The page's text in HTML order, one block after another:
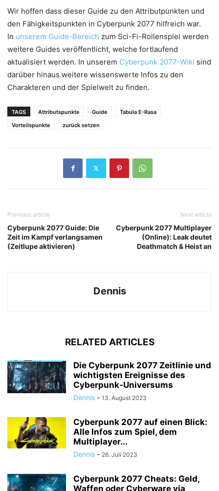
Wir hoffen dass dieser Guide zu den Attributpunkten und
den Fähigkeitspunkten in Cyberpunk 2077 hilfreich war.
In unserem Guide-Bereich zum Sci-Fi-Rollenspiel werden
weitere Guides veröffentlicht, welche fortlaufend
aktualisiert werden. In unserem Cyberpunk 2077-Wiki sind
darüber hinaus weitere wissenswerte Infos zu den
Charakteren und der Spielwelt zu finden.
TAGS Attributspunkte Guide
Tabula E-Rasa
Vorteilspunkte
zurück setzen
Previous article
Cyberpunk 2077 Guide: Die
Zeit im Kampf verlangsamen
(Zeitlupe aktivieren)
Next article
Cyberpunk 2077 Multiplayer
(Online): Leak deutet
Deathmatch & Heist an
Dennis
RELATED ARTICLES
Die Cyberpunk 2077 Zeitlinie und
wichtigsten Ereignisse des
Cyberpunk-Universums
Dennis - 13. August 2023
Cyberpunk 2077 auf einen Blick:
Alle Infos zum Spiel, dem
Multiplayer...
Dennis - 26. Juli 2023
Cyberpunk 2077 Cheats: Geld,
Waffen oder Cyberware via